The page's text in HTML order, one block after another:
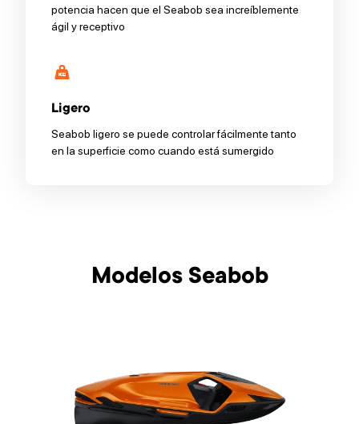
potencia hacen que el Seabob sea increíblemente
ágil y receptivo
Ligero
Seabob ligero se puede controlar fácilmente tanto
en la superficie como cuando está sumergido
Modelos Seabob